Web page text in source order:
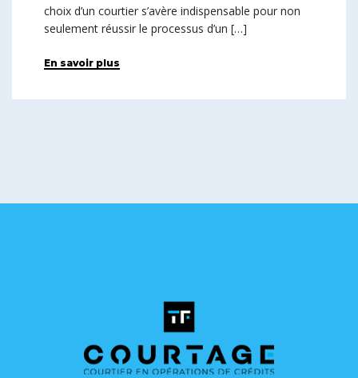
choix d’un courtier s’avère indispensable pour non
seulement réussir le processus d’un […]
En savoir plus